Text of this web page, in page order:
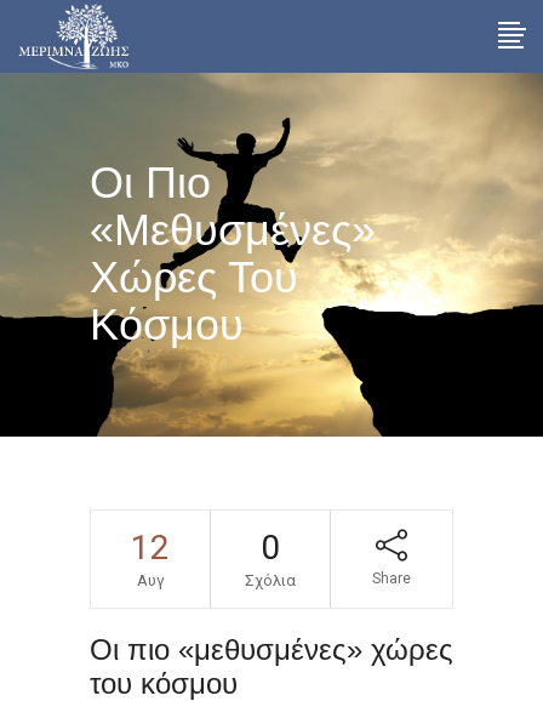
Οι Πιο
«μεθυσμένες»
Χώρες Του
Κόσμου
12
Αυγ
0
Σχόλια Share
Οι πιο «μεθυσμένες» χώρες
του κόσμου